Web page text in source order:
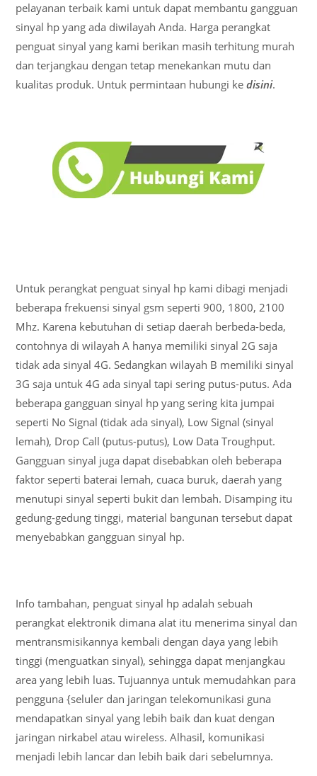
pelayanan terbaik kami untuk dapat membantu gangguan
sinyal hp yang ada diwilayah Anda. Harga perangkat
penguat sinyal yang kami berikan masih terhitung murah
dan terjangkau dengan tetap menekankan mutu dan
kualitas produk. Untuk permintaan hubungi kedisini.
Untuk perangkat penguat sinyal hp kami dibagi menjadi
beberapa frekuensi sinyal gsm seperti 900, 1800, 2100
Mhz. Karena kebutuhan di setiap daerah berbeda-beda,
contohnya di wilayah A hanya memiliki sinyal 2G saja
tidak ada sinyal 4G. Sedangkan wilayah B memiliki sinyal
3G saja untuk 4G ada sinyal tapi sering putus-putus. Ada
beberapa gangguan sinyal hp yang sering kita jumpai
seperti No Signal (tidak ada sinyal), Low Signal (sinyal
lemah), Drop Call (putus-putus), Low Data Troughput.
Gangguan sinyal juga dapat disebabkan oleh beberapa
faktor seperti baterai lemah, cuaca buruk, daerah yang
menutupi sinyal seperti bukit dan lembah. Disamping itu
gedung-gedung tinggi, material bangunan tersebut dapat
menyebabkan gangguan sinyal hp.
Info tambahan, penguat sinyal hp adalah sebuah
perangkat elektronik dimana alat itu menerima sinyal dan
mentransmisikannya kembali dengan daya yang lebih
tinggi (menguatkan sinyal), sehingga dapat menjangkau
area yang lebih luas. Tujuannya untuk memudahkan para
pengguna {seluler dan jaringan telekomunikasi guna
mendapatkan sinyal yang lebih baik dan kuat dengan
jaringan nirkabel atau wireless. Alhasil, komunikasi
menjadi lebih lancar dan lebih baik dari sebelumnya.